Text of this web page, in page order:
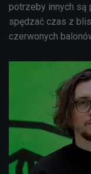
potrzeby innych są
spędzać czas z
czerwonych